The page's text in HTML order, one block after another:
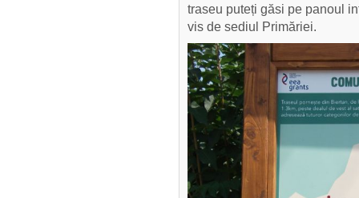
traseu puteți găsi pe panoul
vis de sediul Primăriei.